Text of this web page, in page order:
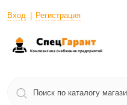
Вход Регистрация